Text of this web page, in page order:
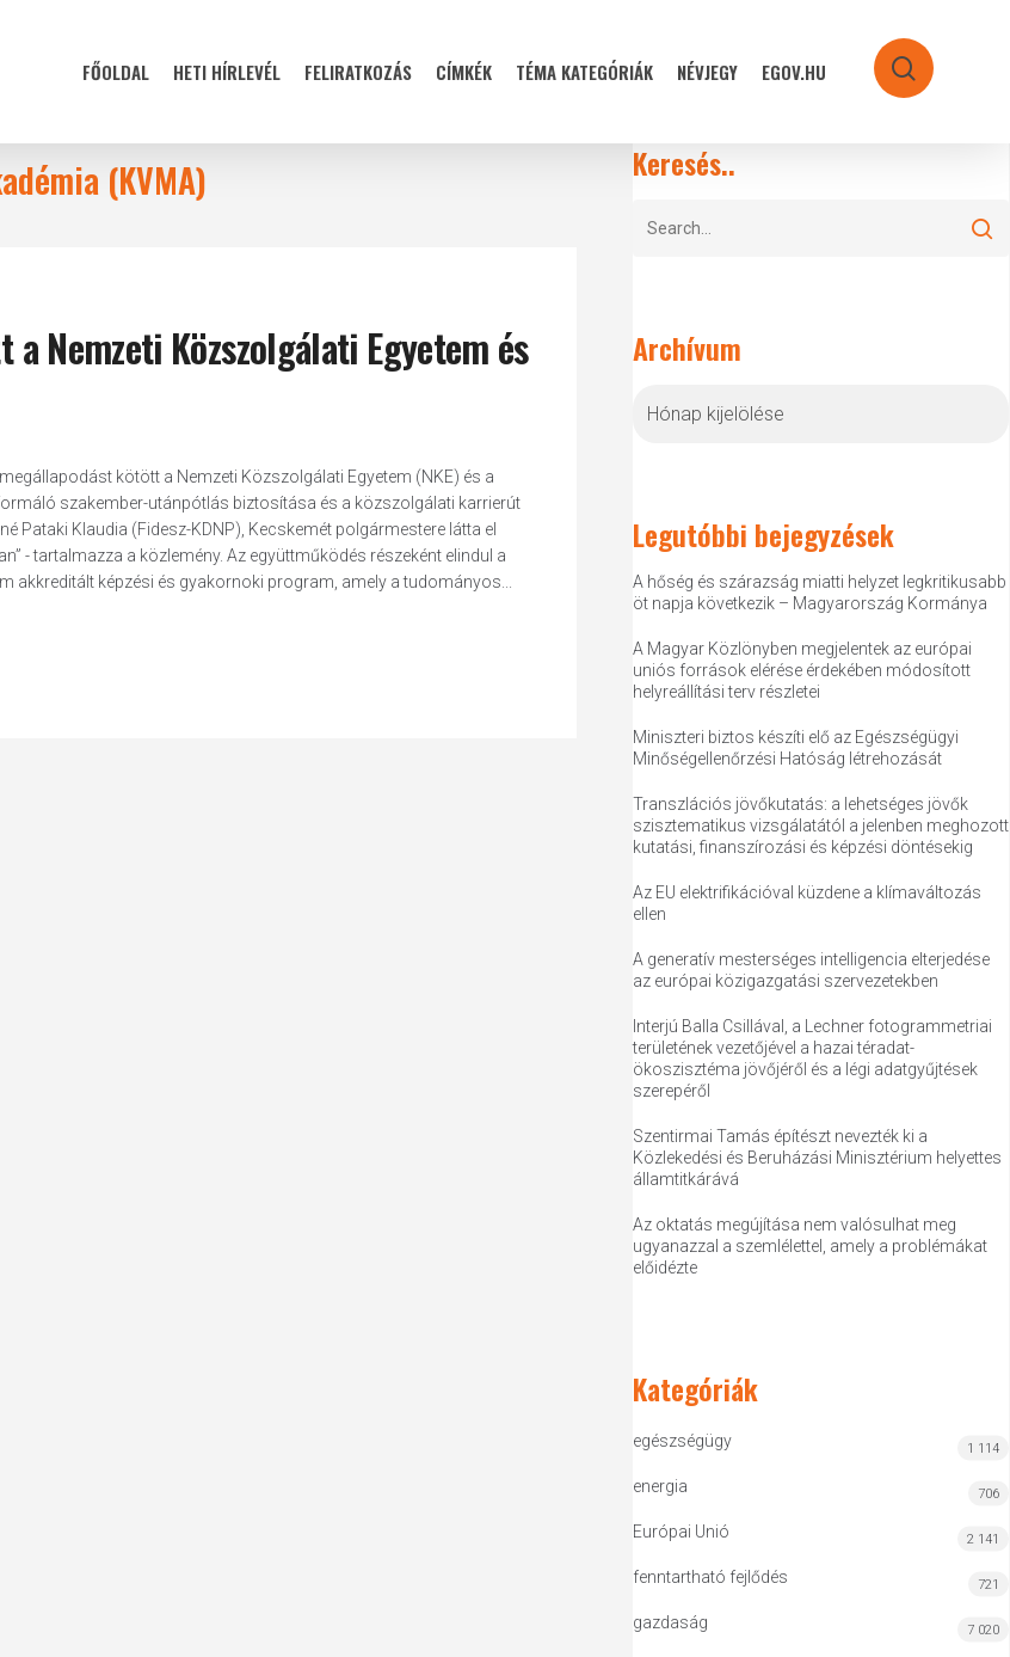
FŐOLDAL HETI HÍRLEVÉL FELIRATKOZÁS CÍMKÉK TÉMA KATEGÓRIÁK NÉVJEGY EGOV.HU search
(KVMA)
Nemzeti Közszolgálati Egyetem és
kötött a Nemzeti Közszolgálati Egyetem (NKE) és a
szakember-utánpótlás biztosítása és a közszolgálati karrierút
Pataki Klaudia (Fidesz-KDNP), Kecskemét polgármestere látta el
- tartalmazza a közlemény. Az együttműködés részeként elindul a
akkreditált képzési és gyakornoki program, amely a tudományos...
Keresés..
Archívum
Legutóbbi bejegyzések
A hőség és szárazság miatti helyzet legkritikusabb
öt napja következik – Magyarország Kormánya
A Magyar Közlönyben megjelentek az európai
uniós források elérése érdekében módosított
helyreállítási terv részletei
Miniszteri biztos készíti elő az Egészségügyi
Minőségellenőrzési Hatóság létrehozását
Transzlációs jövőkutatás: a lehetséges jövők
szisztematikus vizsgálatától a jelenben meghozott
kutatási, finanszírozási és képzési döntésekig
Az EU elektrifikációval küzdene a klímaváltozás
ellen
A generatív mesterséges intelligencia elterjedése
az európai közigazgatási szervezetekben
Interjú Balla Csillával, a Lechner fotogrammetriai
területének vezetőjével a hazai téradat-
ökoszisztéma jövőjéről és a légi adatgyűjtések
szerepéről
Szentirmai Tamás építészt nevezték ki a
Közlekedési és Beruházási Minisztérium helyettes
államtitkárává
Az oktatás megújítása nem valósulhat meg
ugyanazzal a szemlélettel, amely a problémákat
előidézte
Kategóriák
egészségügy 1 114
energia 706
Európai Unió 2 141
fenntartható fejlődés 721
gazdaság 7 020